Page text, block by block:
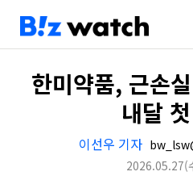
한미약품, 근손
내달
이선우 기자
2026.05.27(